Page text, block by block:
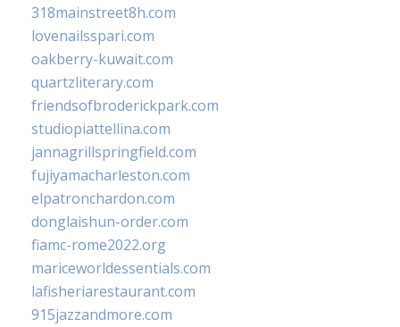
318mainstreet8h.com
lovenailsspari.com
oakberry-kuwait.com
quartzliterary.com
friendsofbroderickpark.com
studiopiattellina.com
jannagrillspringfield.com
fujiyamacharleston.com
elpatronchardon.com
donglaishun-order.com
fiamc-rome2022.org
mariceworldessentials.com
lafisheriarestaurant.com
915jazzandmore.com